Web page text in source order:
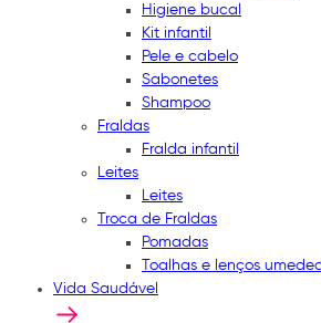
Higiene bucal
Kit infantil
Pele e cabelo
Sabonetes
Shampoo
Fraldas
Fralda infantil
Leites
Leites
Troca de Fraldas
Pomadas
Toalhas e lenços
Vida Saudável